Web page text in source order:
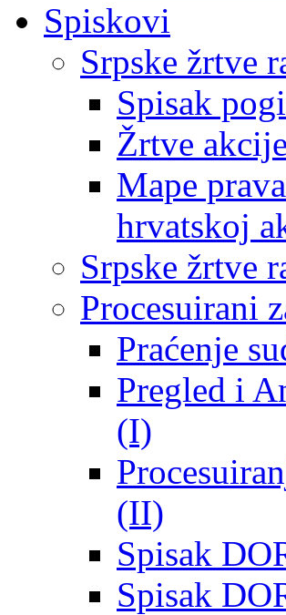
Spiskovi
Srpske žrtve
Spisak
Žrtve
Mape
hrvatskoj
Srpske žrtve
Procesuirani
Praćenje
Pregled i
(I)
(II)
Spisak
Spisak